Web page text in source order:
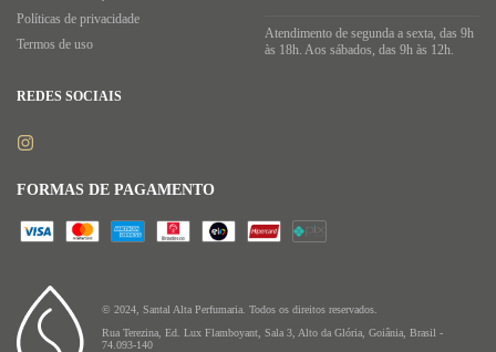
© 2024, Santal Alta Perfumaria. Todos os direitos reservados.
Rua Terezina, Ed. Lux Flamboyant, Sala 3, Alto da Glória, Goiânia, Brasil -
74.093-140
Políticas de privacidade
Termos de uso
Atendimento de segunda a sexta, das 9h
às 18h. Aos sábados, das 9h às 12h.
REDES SOCIAIS
FORMAS DE PAGAMENTO